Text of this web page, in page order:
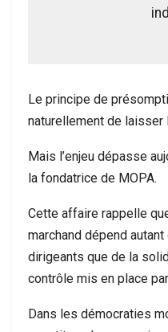
Le principe de
naturellement de laisser
Mais l’enjeu dépasse
la fondatrice de MOPA.
Cette affaire rappelle
marchand dépend
dirigeants que de la
contrôle mis en place
Dans les démocraties